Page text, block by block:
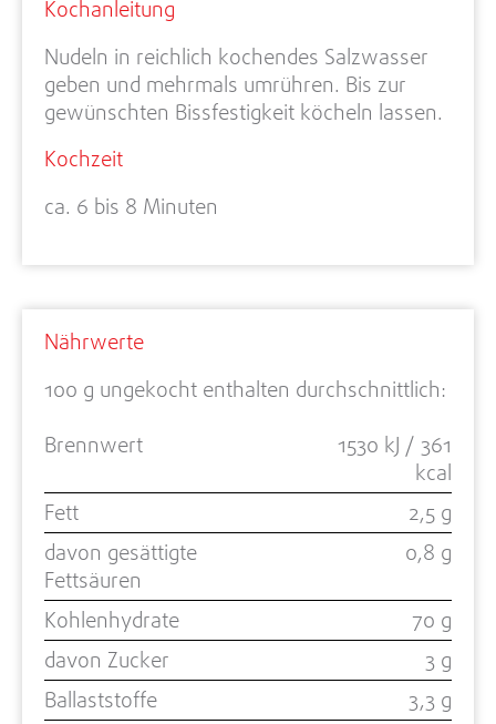
Kochanleitung
Nudeln in reichlich kochendes Salzwasser
geben und mehrmals umrühren. Bis zur
gewünschten Bissfestigkeit köcheln lassen.
Kochzeit
ca. 6 bis 8 Minuten
Nährwerte
100 g ungekocht enthalten durchschnittlich:
Brennwert
1530 kJ / 361
kcal
Fett
2,5 g
davon gesättigte
Fettsäuren
0,8 g
Kohlenhydrate
70 g
davon Zucker
3 g
Ballaststoffe
3,3 g